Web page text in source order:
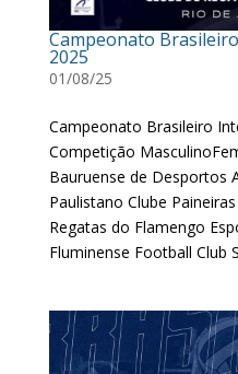
Campeonato
2025
01/08/25
Campeonato Brasileiro
Competição
Bauruense de Desportos
Paulistano Clube
Regatas do Flamengo
Fluminense Football Club